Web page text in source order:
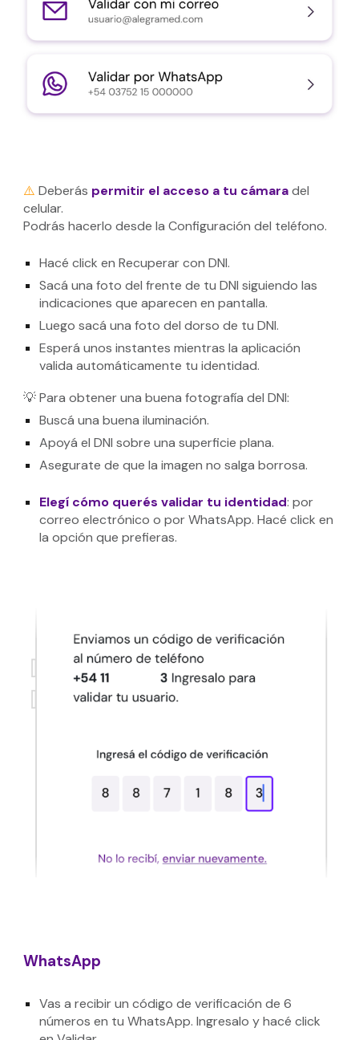
⚠️ Deberás permitir el acceso a tu cámara del
celular.
Podrás hacerlo desde la Configuración del teléfono.
Hacé click en Recuperar con DNI.
Sacá una foto del frente de tu DNI siguiendo las
indicaciones que aparecen en pantalla.
Luego sacá una foto del dorso de tu DNI.
Esperá unos instantes mientras la aplicación
valida automáticamente tu identidad.
💡 Para obtener una buena fotografía del DNI:
Buscá una buena iluminación.
Apoyá el DNI sobre una superficie plana.
Asegurate de que la imagen no salga borrosa.
Elegí cómo querés validar tu identidad:por
correo electrónico o por WhatsApp. Hacé click en
la opción que prefieras.
WhatsApp
Vas a recibir un código de verificación de 6
números en tu WhatsApp. Ingresalo y hacé click